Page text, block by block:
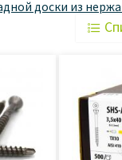
доски из
